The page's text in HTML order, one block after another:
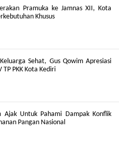
Pramuka ke Jamnas XII, Kota
Khusus
Sehat, Gus Qowim Apresiasi
PKK Kota Kediri
Untuk Pahami Dampak Konflik
Pangan Nasional